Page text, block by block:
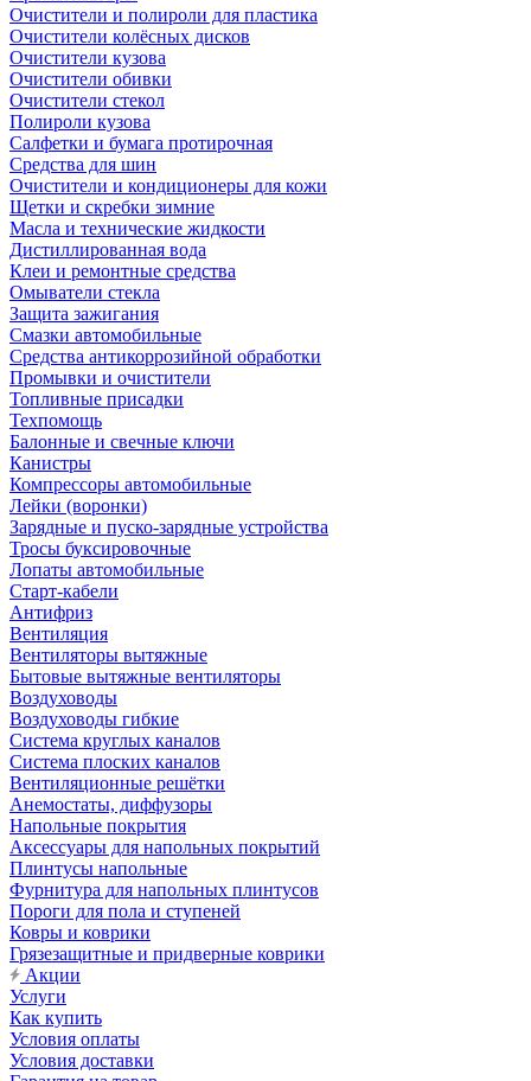
Очистители и полироли для пластика
Очистители колёсных дисков
Очистители кузова
Очистители обивки
Очистители стекол
Полироли кузова
Салфетки и бумага протирочная
Средства для шин
Очистители и кондиционеры для кожи
Щетки и скребки зимние
Масла и технические жидкости
Дистиллированная вода
Клеи и ремонтные средства
Омыватели стекла
Защита зажигания
Смазки автомобильные
Средства антикоррозийной обработки
Промывки и очистители
Топливные присадки
Техпомощь
Балонные и свечные ключи
Канистры
Компрессоры автомобильные
Лейки (воронки)
Зарядные и пуско-зарядные устройства
Тросы буксировочные
Лопаты автомобильные
Старт-кабели
Антифриз
Вентиляция
Вентиляторы вытяжные
Бытовые вытяжные вентиляторы
Воздуховоды
Воздуховоды гибкие
Система круглых каналов
Система плоских каналов
Вентиляционные решётки
Анемостаты, диффузоры
Напольные покрытия
Аксессуары для напольных покрытий
Плинтусы напольные
Фурнитура для напольных плинтусов
Пороги для пола и ступеней
Ковры и коврики
Грязезащитные и придверные коврики
Акции
Услуги
Как купить
Условия оплаты
Условия доставки